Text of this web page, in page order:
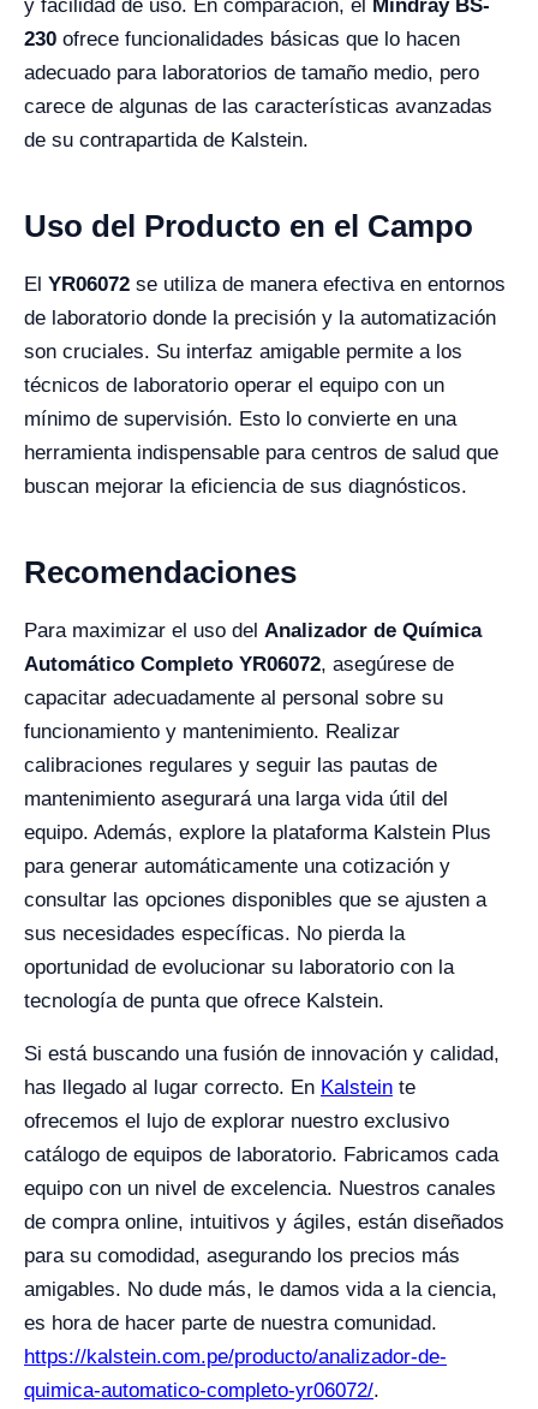
y facilidad de uso. En comparación, el Mindray BS-
230 ofrece funcionalidades básicas que lo hacen
adecuado para laboratorios de tamaño medio, pero
carece de algunas de las características avanzadas
de su contrapartida de Kalstein.
Uso del Producto en el Campo
El YR06072 se utiliza de manera efectiva en entornos
de laboratorio donde la precisión y la automatización
son cruciales. Su interfaz amigable permite a los
técnicos de laboratorio operar el equipo con un
mínimo de supervisión. Esto lo convierte en una
herramienta indispensable para centros de salud que
buscan mejorar la eficiencia de sus diagnósticos.
Recomendaciones
Para maximizar el uso del Analizador de Química
Automático Completo YR06072, asegúrese de
capacitar adecuadamente al personal sobre su
funcionamiento y mantenimiento. Realizar
calibraciones regulares y seguir las pautas de
mantenimiento asegurará una larga vida útil del
equipo. Además, explore la plataforma Kalstein Plus
para generar automáticamente una cotización y
consultar las opciones disponibles que se ajusten a
sus necesidades específicas. No pierda la
oportunidad de evolucionar su laboratorio con la
tecnología de punta que ofrece Kalstein.
Si está buscando una fusión de innovación y calidad,
has llegado al lugar correcto. En Kalstein te
ofrecemos el lujo de explorar nuestro exclusivo
catálogo de equipos de laboratorio. Fabricamos cada
equipo con un nivel de excelencia. Nuestros canales
de compra online, intuitivos y ágiles, están diseñados
para su comodidad, asegurando los precios más
amigables. No dude más, le damos vida a la ciencia,
es hora de hacer parte de nuestra comunidad.
https://kalstein.com.pe/producto/analizador-de-
quimica-automatico-completo-yr06072/.